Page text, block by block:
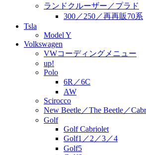
ランドクルーザー／プラド
300／250／再再販70系
Tsla
Model Y
Volkswagen
VWコーディングメニュー
up!
Polo
6R／6C
AW
Scirocco
New Beetle／The Beetle／
Golf
Golf Cabriolet
Golf1／2／3／4
Golf5